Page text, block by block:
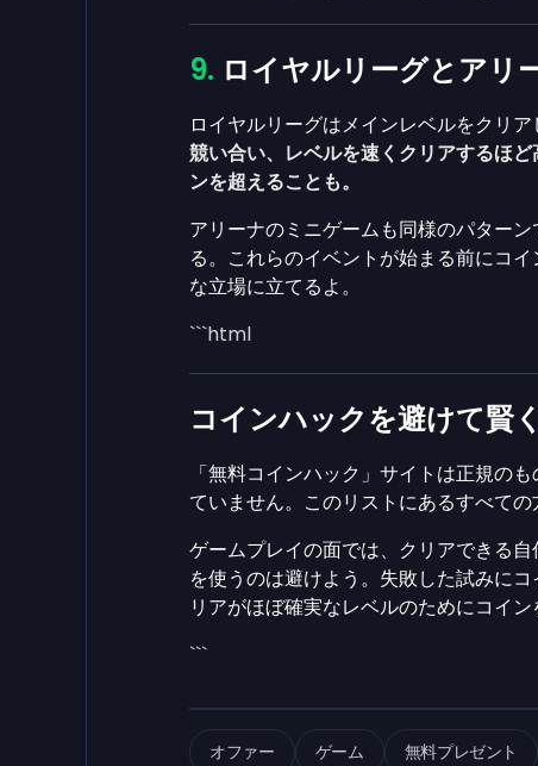
ロイヤルリーグとアリ
ロイヤルリーグはメインレベルをクリア
競い合い、レベルを速くクリアするほ
ンを超えることも。
アリーナのミニゲームも同様のパター
る。これらのイベントが始まる前にコ
な立場に立てるよ。
```html
コインハックを避けて賢
「無料コインハック」サイトは正規の
ていません。このリストにあるすべての
ゲームプレイの面では、クリアできる
を使うのは避けよう。失敗した試みに
リアがほぼ確実なレベルのためにコイン
```
オファー ゲーム 無料プレゼント